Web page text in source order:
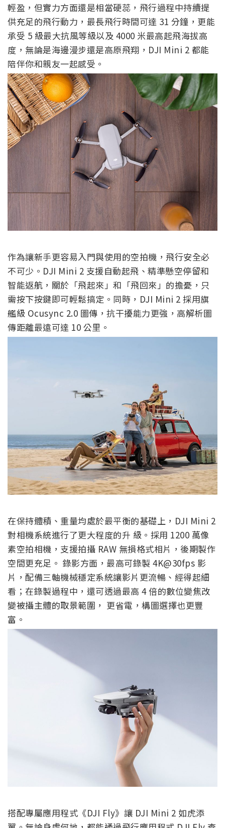
輕盈，但實力方面還是相當硬蕊，飛行過程中持續提
供充足的飛行動力，最長飛行時間可達 31 分鐘，更能
承受 5 級最大抗風等級以及 4000 米最高起飛海拔高
度，無論是海邊漫步還是高原飛翔，DJI Mini 2 都能
陪伴你和親友一起感受。
作為讓新手更容易入門與使用的空拍機，飛行安全必
不可少。DJI Mini 2 支援自動起飛、精準懸空停留和
智能返航，關於「飛起來」和「飛回來」的擔憂，只
需按下按鍵即可輕鬆搞定。同時，DJI Mini 2 採用旗
艦級 Ocusync 2.0 圖傳，抗干擾能力更強，高解析圖
傳距離最遠可達 10 公里。
在保持體積、重量均處於最平衡的基礎上，DJI Mini 2
對相機系統進行了更大程度的升 級。採用 1200 萬像
素空拍相機，支援拍攝 RAW 無損格式相片，後期製作
空間更充足。 錄影方面，最高可錄製 4K@30fps 影
片，配備三軸機械穩定系統讓影片更流暢、經得起細
看；在錄製過程中，還可透過最高 4 倍的數位變焦改
變被攝主體的取景範圍， 更省電，構圖選擇也更豐
富。
搭配專屬應用程式《DJI Fly》讓 DJI Mini 2 如虎添